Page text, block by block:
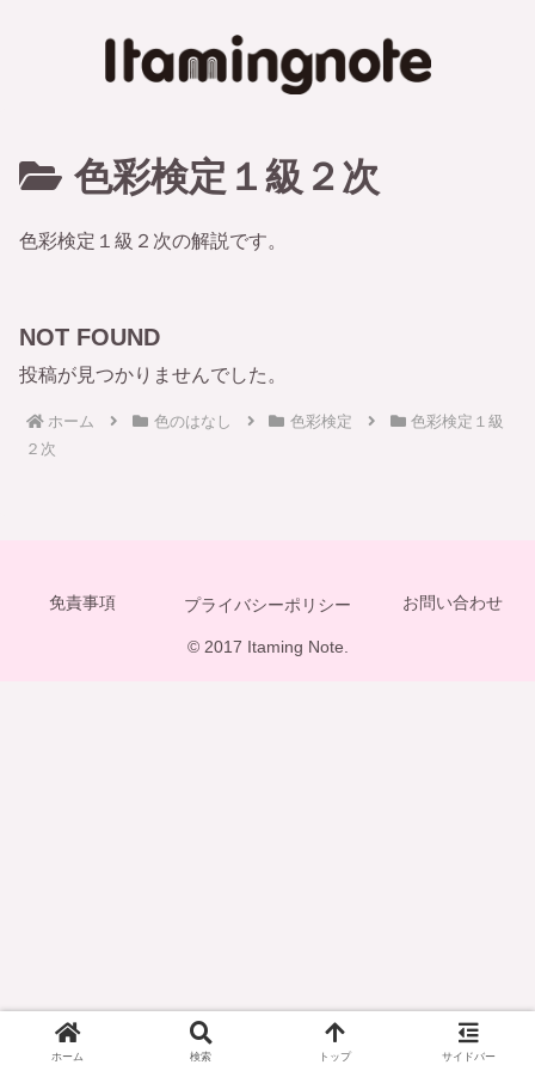
色彩検定１級２次
色彩検定１級２次の解説です。
NOT FOUND
投稿が見つかりませんでした。
ホーム 色のはなし 色彩検定
色彩検定１級
２次
免責事項 プライバシーポリシー お問い合わせ
© 2017 Itaming Note.
ホーム 検索 トップ サイドバー